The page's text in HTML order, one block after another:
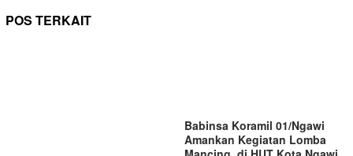
POS TERKAIT
Babinsa Koramil 01/Ngawi
Amankan Kegiatan Lomba